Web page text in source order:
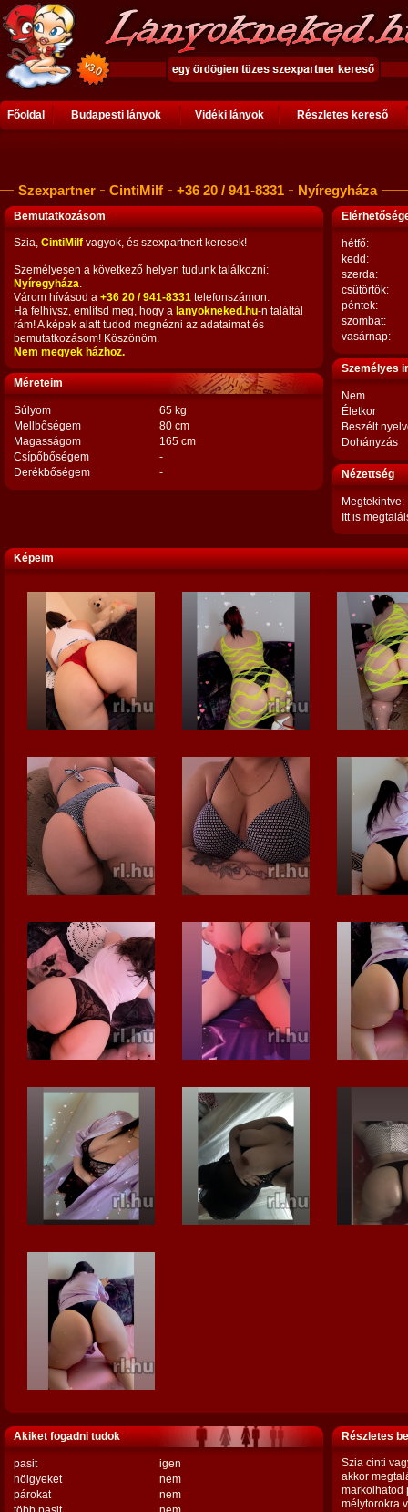
Főoldal Budapesti lányok Vidéki lányok Részletes kereső
Szexpartner CintiMilf +36 20 / 941-8331 Nyíregyháza
Bemutatkozásom
Szia, CintiMilf vagyok, és szexpartnert keresek!
Személyesen a következő helyen tudunk találkozni:
Nyíregyháza.
Várom hívásod a +36 20 / 941-8331 telefonszámon.
Ha felhívsz, említsd meg, hogy a lanyokneked.hu-n találtál
rám! A képek alatt tudod megnézni az adataimat és
bemutatkozásom! Köszönöm.
Nem megyek házhoz.
Méreteim
Súlyom
65 kg
Mellbőségem
80 cm
Magasságom
165 cm
Csípőbőségem
-
Derékbőségem
-
hétfő:
kedd:
szerda:
csütörtök:
péntek:
szombat:
vasárnap:
Személyes
Nem
Életkor
Beszélt
Dohányzás
Nézettség
Megtekintve:
Itt is
Képeim
Akiket fogadni tudok
pasit
igen
hölgyeket
nem
párokat
nem
Részletes
Szia cinti
akkor
markolhatod
mélytorokra